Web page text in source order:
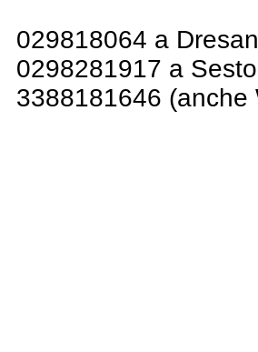
029818064 a
0298281917 a
3388181646 (anche